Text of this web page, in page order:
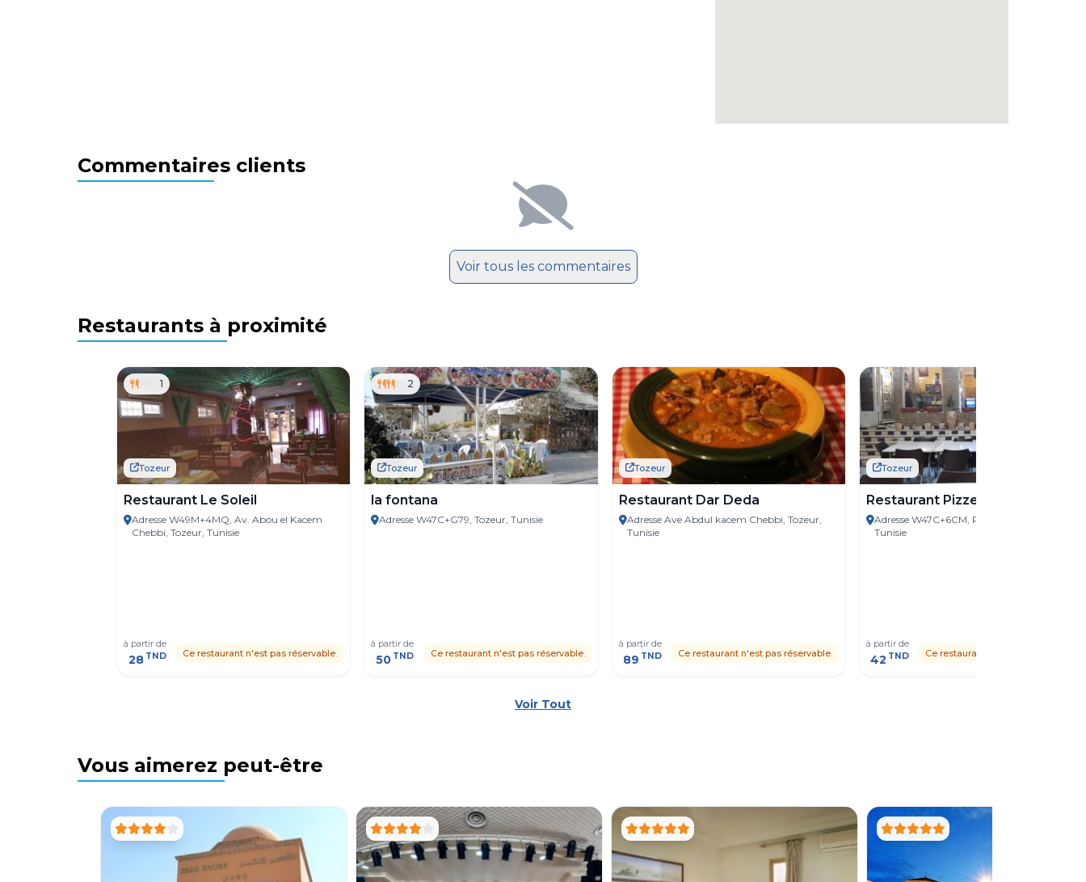
Commentaires clients
Voir tous les commentaires
Restaurants à proximité
1
Tozeur
Restaurant Le Soleil
Adresse W49M+4MQ, Av. Abou el Kacem
Chebbi, Tozeur, Tunisie
à partir de
28 TND Ce restaurant n'est pas réservable.
2
Tozeur
la fontana
Adresse W47C+G79, Tozeur, Tunisie
à partir de
50 TND Ce restaurant n'est pas réservable.
Tozeur
Restaurant Dar Deda
Adresse Ave Abdul kacem Chebbi, Tozeur,
Tunisie
à partir de
89 TND Ce restaurant n'est pas réservable.
Tozeur
Restaurant Pizzeria Azzura
Adresse W47C+6CM, Rte Touristique, Tozeur,
Tunisie
à partir de
42 TND Ce restaurant n'est pas réservable.
Voir Tout
Vous aimerez peut-être